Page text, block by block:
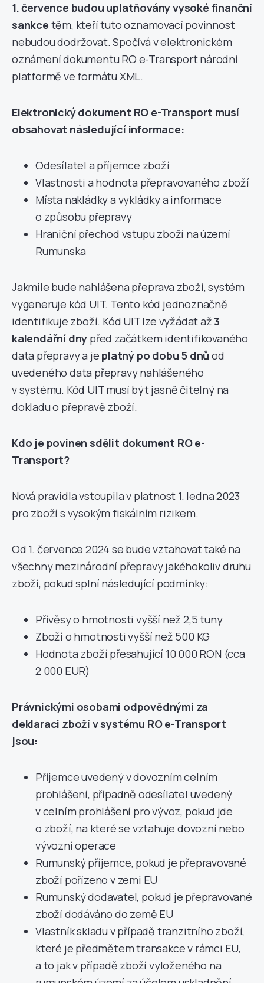
1. července budou uplatňovány vysoké finanční
sankce těm, kteří tuto oznamovací povinnost
nebudou dodržovat. Spočívá v elektronickém
oznámení dokumentu RO e-Transport národní
platformě ve formátu XML.
Elektronický dokument RO e-Transport musí
obsahovat následující informace:
Odesílatel a příjemce zboží
Vlastnosti a hodnota přepravovaného zboží
Místa nakládky a vykládky a informace
o způsobu přepravy
Hraniční přechod vstupu zboží na území
Rumunska
Jakmile bude nahlášena přeprava zboží, systém
vygeneruje kód UIT. Tento kód jednoznačně
identifikuje zboží. Kód UIT lze vyžádat až3
kalendářní dny před začátkem identifikovaného
data přepravy a je platný po dobu 5 dnů od
uvedeného data přepravy nahlášeného
v systému. Kód UIT musí být jasně čitelný na
dokladu o přepravě zboží.
Kdo je povinen sdělit dokument RO e-
Transport?
Nová pravidla vstoupila v platnost 1. ledna 2023
pro zboží s vysokým fiskálním rizikem.
Od 1. července 2024 se bude vztahovat také na
všechny mezinárodní přepravy jakéhokoliv druhu
zboží, pokud splní následující podmínky:
Přívěsy o hmotnosti vyšší než 2,5 tuny
Zboží o hmotnosti vyšší než 500 KG
Hodnota zboží přesahující 10 000 RON (cca
2 000 EUR)
Právnickými osobami odpovědnými za
deklaraci zboží v systému RO e-Transport
jsou:
Příjemce uvedený v dovozním celním
prohlášení, případně odesílatel uvedený
v celním prohlášení pro vývoz, pokud jde
o zboží, na které se vztahuje dovozní nebo
vývozní operace
Rumunský příjemce, pokud je přepravované
zboží pořízeno v zemi EU
Rumunský dodavatel, pokud je přepravované
zboží dodáváno do země EU
Vlastník skladu v případě tranzitního zboží,
které je předmětem transakce v rámci EU,
a to jak v případě zboží vyloženého na